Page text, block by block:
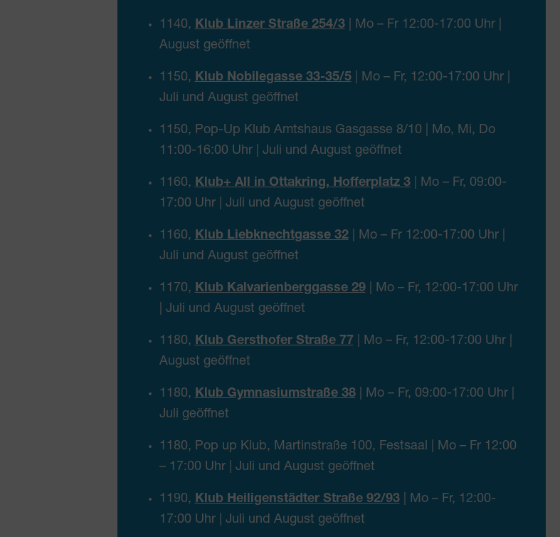
1140, Klub Linzer Straße 254/3| Mo – Fr 12:00-17:00 Uhr |
August geöffnet
1150, Klub Nobilegasse 33-35/5| Mo – Fr, 12:00-17:00 Uhr |
Juli und August geöffnet
1150, Pop-Up Klub Amtshaus Gasgasse 8/10 | Mo, Mi, Do
11:00-16:00 Uhr | Juli und August geöffnet
1160, Klub+ All in Ottakring, Hofferplatz 3| Mo – Fr, 09:00-
17:00 Uhr | Juli und August geöffnet
1160, Klub Liebknechtgasse 32| Mo – Fr 12:00-17:00 Uhr |
Juli und August geöffnet
1170, Klub Kalvarienberggasse 29| Mo – Fr, 12:00-17:00 Uhr
| Juli und August geöffnet
1180, Klub Gersthofer Straße 77 | Mo – Fr, 12:00-17:00 Uhr |
August geöffnet
1180, Klub Gymnasiumstraße 38| Mo – Fr, 09:00-17:00 Uhr |
Juli geöffnet
1180, Pop up Klub, Martinstraße 100, Festsaal | Mo – Fr 12:00
– 17:00 Uhr | Juli und August geöffnet
1190, Klub Heiligenstädter Straße 92/93| Mo – Fr, 12:00-
17:00 Uhr | Juli und August geöffnet